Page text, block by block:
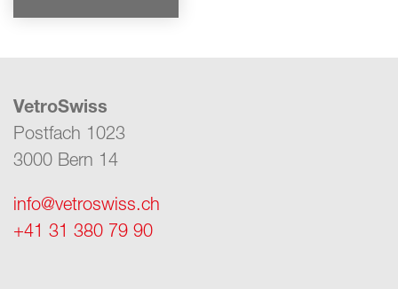
VetroSwiss
Postfach 1023
3000 Bern 14
info@vetroswiss.ch
+41 31 380 79 90